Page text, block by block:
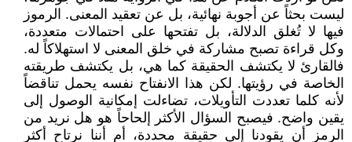
ليست بحثاً عن أجوبة نهائية، بل عن تعقيد المعنى. الرموز
فيها لا تُغلق الدلالة، بل تفتحها على احتمالات متعددة،
وكل قراءة تصبح مشاركة في خلق المعنى لا استهلاكاً له.
فالقارئ لا يكتشف الحقيقة كما هي، بل يكتشف طريقته
الخاصة في رؤيتها. لكن هذا الانفتاح نفسه يحمل تناقضاً
لأنه كلما تعددت التأويلات، تضاءلت إمكانية الوصول إلى
يقين واضح. فيصبح السؤال الأكثر إلحاحاً هو هل نريد من
الرمز أن يقودنا إلى حقيقة محددة، أم أننا نرتاح أكثر